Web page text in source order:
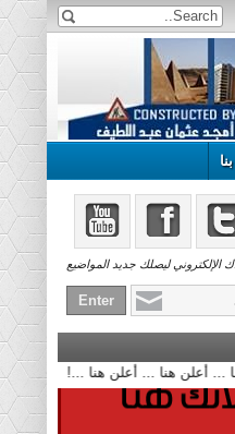
الإلكتروني ليصلك جديد المواضيع
أعلن هنا ... أعلن هنا ... أعلن هنا ...!